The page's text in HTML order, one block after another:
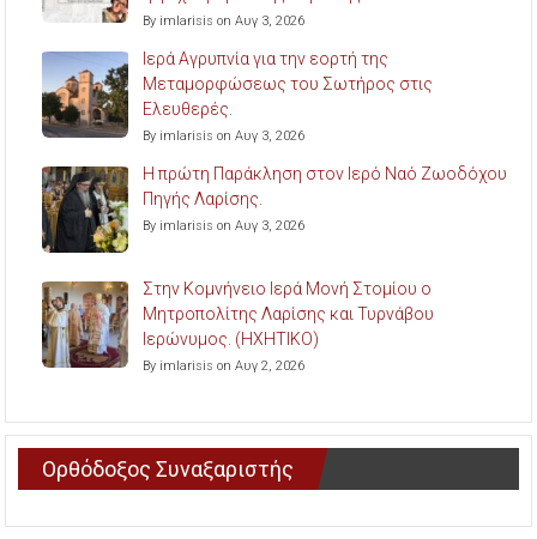
By imlarisis on Αυγ 3, 2026
Ιερά Αγρυπνία για την εορτή της
Μεταμορφώσεως του Σωτήρος στις
Ελευθερές.
By imlarisis on Αυγ 3, 2026
Η πρώτη Παράκληση στον Ιερό Ναό Ζωοδόχου
Πηγής Λαρίσης.
By imlarisis on Αυγ 3, 2026
Στην Κομνήνειο Ιερά Μονή Στομίου ο
Μητροπολίτης Λαρίσης και Τυρνάβου
Ιερώνυμος. (ΗΧΗΤΙΚΟ)
By imlarisis on Αυγ 2, 2026
Ορθόδοξος Συναξαριστής